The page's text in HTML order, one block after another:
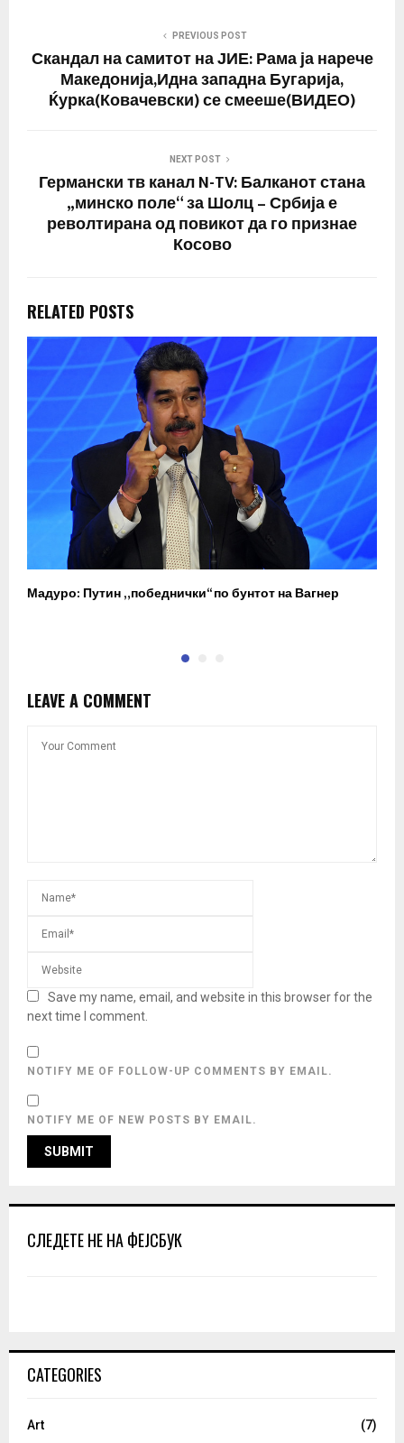
PREVIOUS POST
Скандал на самитот на ЈИЕ: Рама ја нарече
Македонија,Идна западна Бугарија,
Ќурка(Ковачевски) се смееше(ВИДЕО)
NEXT POST
Германски тв канал N-TV: Балканот стана
„минско поле“ за Шолц – Србија е
револтирана од повикот да го признае
Косово
RELATED POSTS
Мадуро: Путин „победнички“ по бунтот на Вагнер
LEAVE A COMMENT
Save my name, email, and website in this browser for the
next time I comment.
NOTIFY ME OF FOLLOW-UP COMMENTS BY EMAIL.
NOTIFY ME OF NEW POSTS BY EMAIL.
СЛЕДЕТЕ НЕ НА ФЕЈСБУК
CATEGORIES
Art
(7)